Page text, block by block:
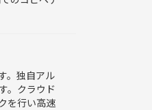
。独自アル
。クラウド
を行い高速